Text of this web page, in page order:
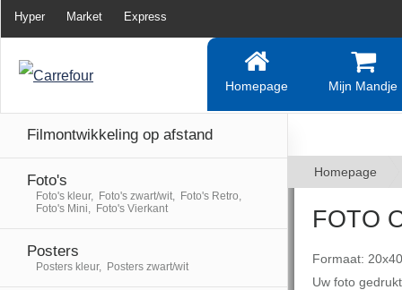
Hyper Market Express
Homepage Mijn Mandje
Filmontwikkeling op afstand
Foto's
Foto's kleur, Foto's zwart/wit, Foto's Retro,
Foto's Mini, Foto's Vierkant
Posters
Posters kleur, Posters zwart/wit
Homepage
FOTO
Formaat:
Uw foto